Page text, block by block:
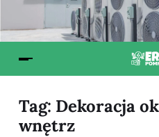
Tag: Dekoracja
wnętrz